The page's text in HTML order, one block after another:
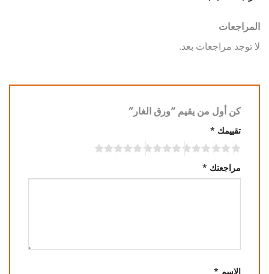
المراجعات
لا توجد مراجعات بعد.
كن أول من يقيم “ورق الغار”
تقييمك *
مراجعتك *
الاسم *